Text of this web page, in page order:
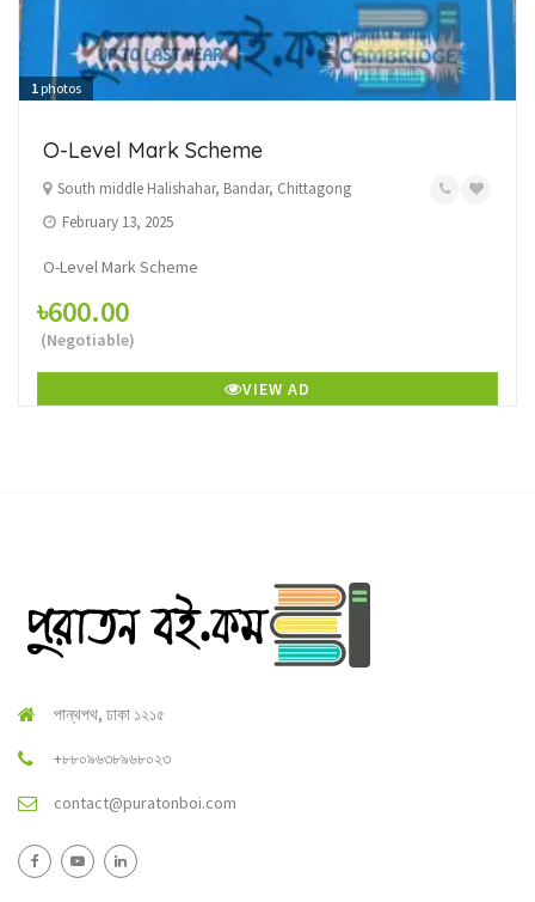
1 photos
O-Level Mark Scheme
South middle Halishahar, Bandar, Chittagong
February 13, 2025
O-Level Mark Scheme
৳600.00
(Negotiable)
VIEW AD
পান্থপথ, ঢাকা ১২১৫
+৮৮০৯৬৩৮৯৬৮০২৩
contact@puratonboi.com